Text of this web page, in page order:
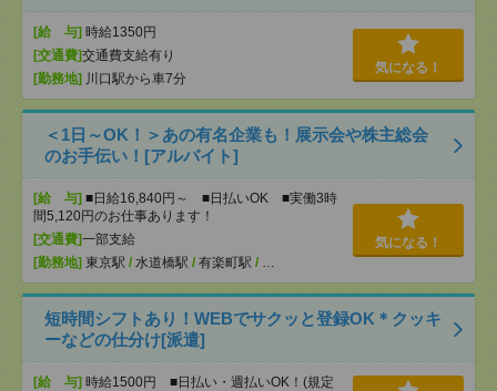
[給 与] 時給1350円
[交通費]交通費支給有り
[勤務地] 川口駅から車7分
気になる！
＜1日～OK！＞あの有名企業も！展示会や株主総会
のお手伝い！[アルバイト]
[給 与] ■日給16,840円～ ■日払いOK ■実働3時
間5,120円のお仕事あります！
[交通費]一部支給
[勤務地] 東京駅 / 水道橋駅 / 有楽町駅 / …
気になる！
短時間シフトあり！WEBでサクッと登録OK＊クッキ
ーなどの仕分け[派遣]
[給 与] 時給1500円 ■日払い・週払いOK！(規定